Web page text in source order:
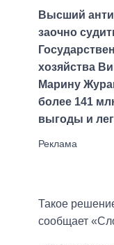
Высший
заочно
хозяйства
Марину
более 141
выгоды и
Такое
сообщает